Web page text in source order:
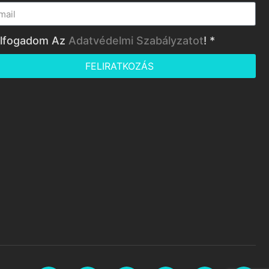
Az Adatvédelmi Szabályzatot! *
FELIRATKOZÁS